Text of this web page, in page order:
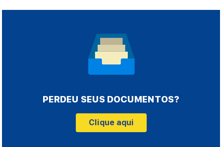
PERDEU SEUS DOCUMENTOS?
Clique aqui